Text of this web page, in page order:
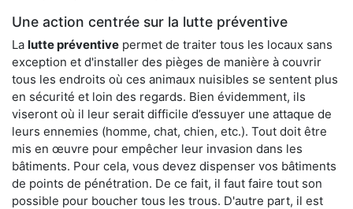
Une action centrée sur la lutte préventive
La lutte préventive permet de traiter tous les locaux sans
exception et d'installer des pièges de manière à couvrir
tous les endroits où ces animaux nuisibles se sentent plus
en sécurité et loin des regards. Bien évidemment, ils
viseront où il leur serait difficile d’essuyer une attaque de
leurs ennemies (homme, chat, chien, etc.). Tout doit être
mis en œuvre pour empêcher leur invasion dans les
bâtiments. Pour cela, vous devez dispenser vos bâtiments
de points de pénétration. De ce fait, il faut faire tout son
possible pour boucher tous les trous. D'autre part, il est